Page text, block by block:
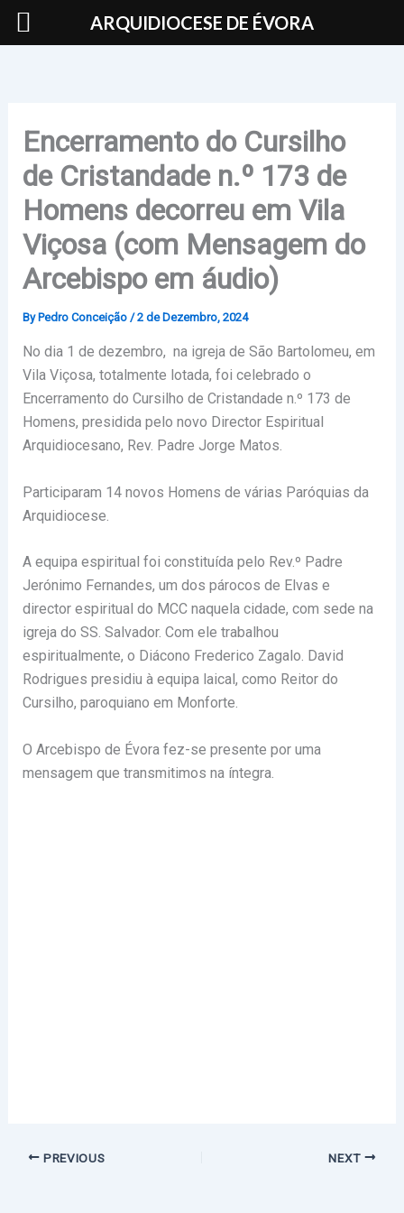
Skip
Encerramento do Cursilho
de Cristandade n.º 173 de
Homens decorreu em Vila
Viçosa (com Mensagem do
Arcebispo em áudio)
By Pedro Conceição /2 de Dezembro, 2024
No dia 1 de dezembro, na igreja de São Bartolomeu, em
Vila Viçosa, totalmente lotada, foi celebrado o
Encerramento do Cursilho de Cristandade n.º 173 de
Homens, presidida pelo novo Director Espiritual
Arquidiocesano, Rev. Padre Jorge Matos.
Participaram 14 novos Homens de várias Paróquias da
Arquidiocese.
A equipa espiritual foi constituída pelo Rev.º Padre
Jerónimo Fernandes, um dos párocos de Elvas e
director espiritual do MCC naquela cidade, com sede na
igreja do SS. Salvador. Com ele trabalhou
espiritualmente, o Diácono Frederico Zagalo. David
Rodrigues presidiu à equipa laical, como Reitor do
Cursilho, paroquiano em Monforte.
O Arcebispo de Évora fez-se presente por uma
mensagem que transmitimos na íntegra.
PREVIOUS NEXT
ARQUIDIOCESE DE ÉVORA